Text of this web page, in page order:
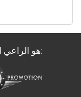
TruckScout24.ma هو الراعي الرسمي لـ: